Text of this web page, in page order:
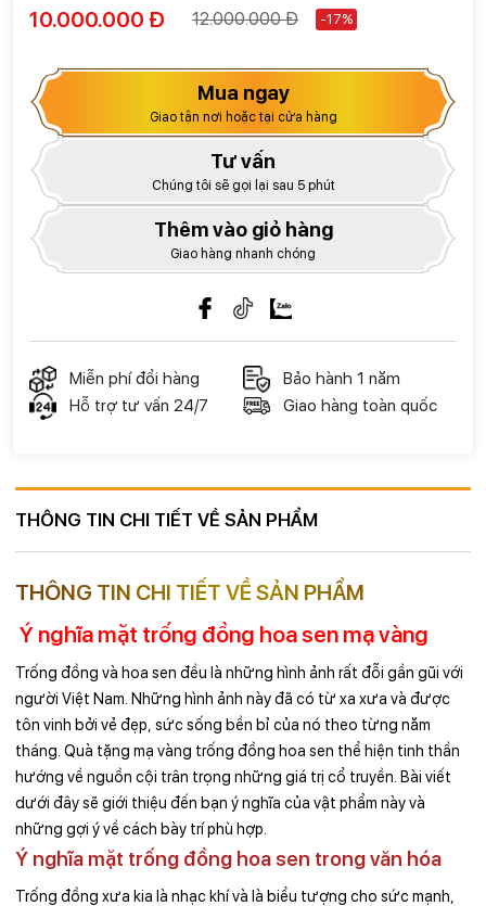
10.000.000 Đ 12.000.000 Đ -17%
Mua ngay
Giao tận nơi hoặc tại cửa hàng
Tư vấn
Chúng tôi sẽ gọi lại sau 5 phút
Thêm vào giỏ hàng
Giao hàng nhanh chóng
Miễn phí đổi hàng
Bảo hành 1 năm
Hỗ trợ tư vấn 24/7
Giao hàng toàn quốc
THÔNG TIN CHI TIẾT VỀ SẢN PHẨM
THÔNG TIN CHI TIẾT VỀ SẢN PHẨM
Ý nghĩa mặt trống đồng hoa sen mạ vàng
Trống đồng và hoa sen đều là những hình ảnh rất đỗi gần gũi với
người Việt Nam. Những hình ảnh này đã có từ xa xưa và được
tôn vinh bởi vẻ đẹp, sức sống bền bỉ của nó theo từng năm
tháng. Quà tặng mạ vàng trống đồng hoa sen thể hiện tinh thần
hướng về nguồn cội trân trọng những giá trị cổ truyền. Bài viết
dưới đây sẽ giới thiệu đến bạn ý nghĩa của vật phẩm này và
những gợi ý về cách bày trí phù hợp.
Ý nghĩa mặt trống đồng hoa sen trong văn hóa
Trống đồng xưa kia là nhạc khí và là biểu tượng cho sức mạnh,